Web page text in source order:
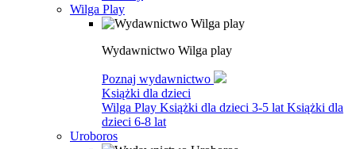
Wilga Play
Wydawnictwo Wilga play
Poznaj wydawnictwo
Książki dla dzieci
Wilga Play Książki dla dzieci 3-5 lat Książki dla
dzieci 6-8 lat
Uroboros